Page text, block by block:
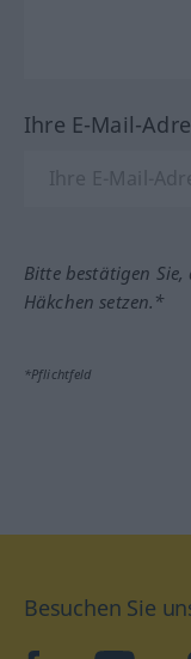
Ihre E-Mail-
Bitte bestätigen Sie,
Häkchen setzen.*
*Pflichtfeld
Besuchen Sie